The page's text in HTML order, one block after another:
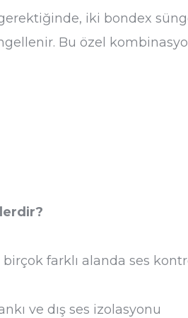
iki bondex
Bu özel
farklı alanda ses
ve dış ses izolasyonu